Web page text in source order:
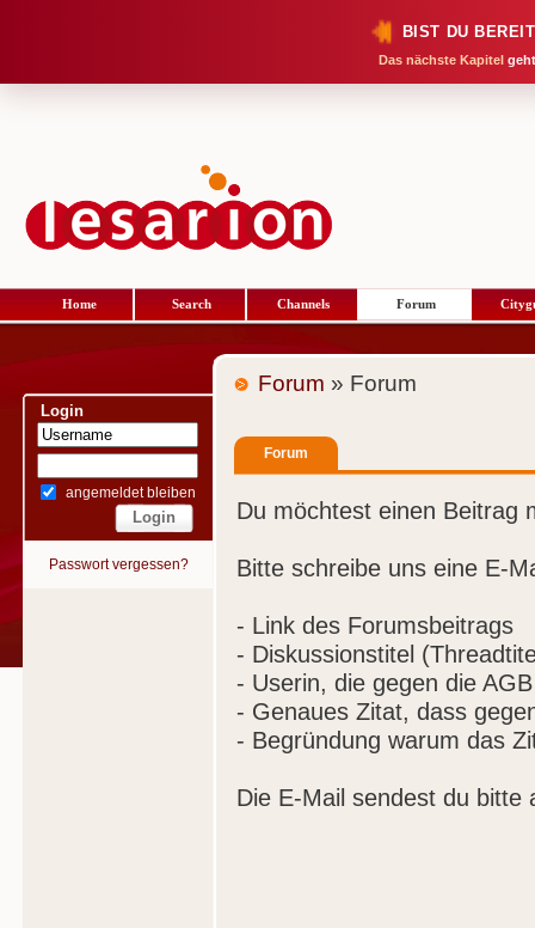
BIST DU
Das nächste Kapitel
Home Search Channels Forum
Login
angemeldet bleiben
Passwort vergessen?
Forum » Forum
Forum
Du möchtest einen Beitrag
Bitte schreibe uns eine E-
- Link des Forumsbeitrags
- Diskussionstitel
- Userin, die gegen die
- Genaues Zitat, dass
- Begründung warum das
Die E-Mail sendest du bitte